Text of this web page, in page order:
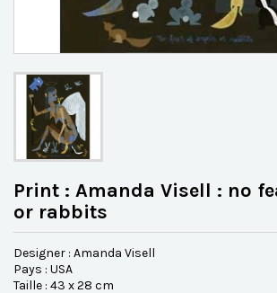
Print : Amanda Visell : no
or rabbits
Designer : Amanda Visell
Pays : USA
Taille : 43 x 28 cm